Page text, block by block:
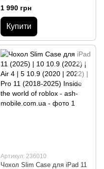
1 990 грн
Купити
Артикул: 236010
Чохол Slim Case для iPad 11